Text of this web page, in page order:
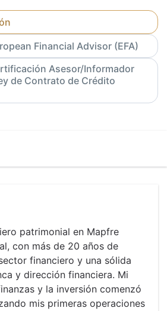
Financial Advisor (EFA)
Asesor/Informador
de Contrato de Crédito
patrimonial en Mapfre
con más de 20 años de
financiero y una sólida
y dirección financiera. Mi
y la inversión comenzó
mis primeras operaciones